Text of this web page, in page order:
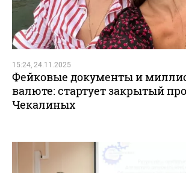
15:24, 24.11.2025
Фейковые документы и
валюте: стартует закрытый
Чекалиных